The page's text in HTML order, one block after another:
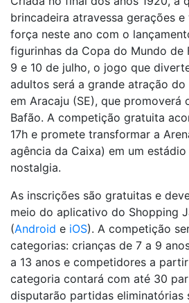
brincadeira atravessa gerações
força neste ano com o
figurinhas da Copa do Mundo de
9 e 10 de julho, o jogo que
adultos será a grande atração do
em Aracaju (SE), que promoverá
Bafão. A competição gratuita
17h e promete transformar a
agência da Caixa) em um
nostalgia.
As inscrições são gratuitas e
meio do aplicativo do Shopping
(Android e iOS). A competição
categorias: crianças de 7 a 9
a 13 anos e competidores a
categoria contará com até 30
disputarão partidas eliminatórias